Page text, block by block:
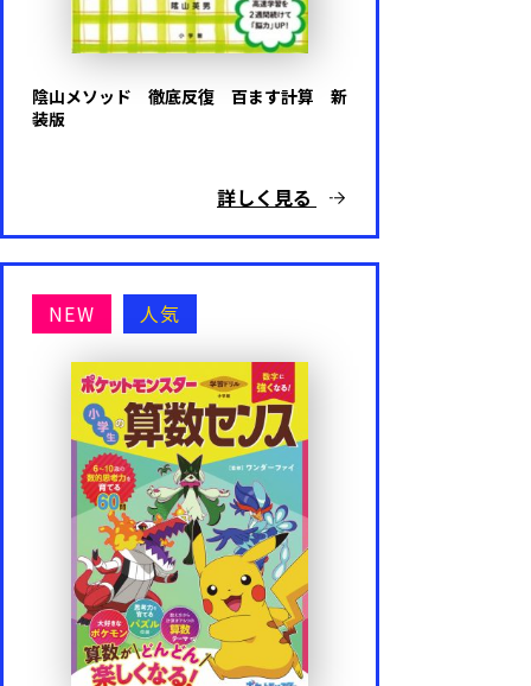
代表シリーズ
この１冊で身につく！シリーズ
陰山メソッドｆｏｒキッズ
算数と国語を同時に伸ばすパズル
出口汪の新日本語トレーニング
出口汪の日本語論理トレーニング
ドラえもん はじめての漢字・英語
ポケモンずかんドリル
名探偵コナンと楽しく学ぶ
陰山メソッド 徹底反復 百ます計算 新
装版
詳しく見る
NEW 人気